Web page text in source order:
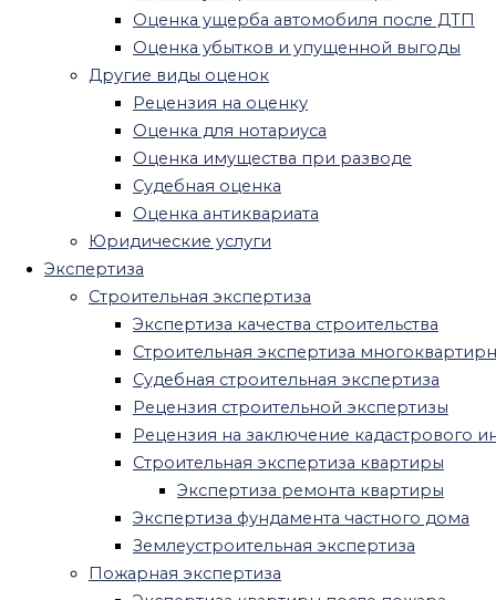
Оценка ущерба автомобиля после ДТП
Оценка убытков и упущенной выгоды
Другие виды оценок
Рецензия на оценку
Оценка для нотариуса
Оценка имущества при разводе
Судебная оценка
Оценка антиквариата
Юридические услуги
Экспертиза
Строительная экспертиза
Экспертиза качества строительства
Строительная экспертиза
Судебная строительная экспертиза
Рецензия строительной экспертизы
Рецензия на заключение кадастрового
Строительная экспертиза квартиры
Экспертиза ремонта квартиры
Экспертиза фундамента частного дома
Землеустроительная экспертиза
Пожарная экспертиза
Судебная пожарно-техническая
экспертиза
Рецензия на пожарную экспертизу
Медицинская экспертиза
Экспертиза качества медицинских
услуг
Стоматологическая экспертиза
Психиатрическая экспертиза
Военно-психиатрическая экспертиза
Посмертная психологическая
экспертиза
Психиатрическая экспертиза на
дееспособность
Рецензия на психиатрическую
экспертизу
Амбулаторная психиатрическая
экспертиза
Психиатрическая экспертиза
обвиняемого
Психиатрическая экспертиза
потерпевшего